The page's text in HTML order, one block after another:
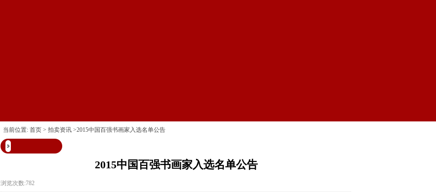
当前位置: 首页 > 拍卖资讯 >2015中国百强书画家入选名单公告
2015中国百强书画家入选名单公告
浏览次数:782